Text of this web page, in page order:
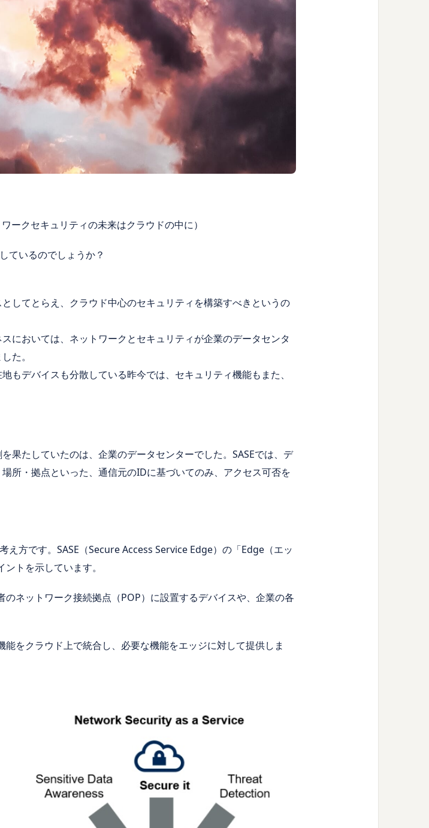
クセキュリティの未来はクラウドの中に）
ているのでしょうか？
してとらえ、クラウド中心のセキュリティを構築すべきというの
においては、ネットワークとセキュリティが企業のデータセンタ
た。
もデバイスも分散している昨今では、セキュリティ機能もまた、
果たしていたのは、企業のデータセンターでした。SASEでは、デ
所・拠点といった、通信元のIDに基づいてのみ、アクセス可否を
え方です。SASE（Secure Access Service Edge）の「Edge（エッ
トを示しています。
ネットワーク接続拠点（POP）に設置するデバイスや、企業の各
をクラウド上で統合し、必要な機能をエッジに対して提供しま